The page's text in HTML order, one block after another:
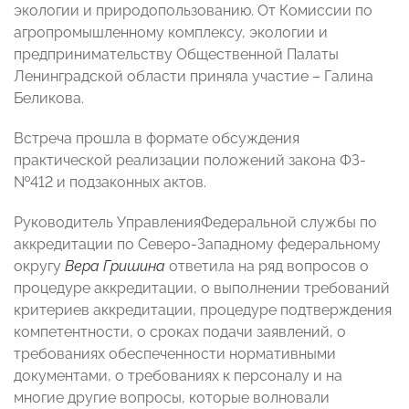
экологии и природопользованию. От Комиссии по
агропромышленному комплексу, экологии и
предпринимательству Общественной Палаты
Ленинградской области приняла участие – Галина
Беликова.
Встреча прошла в формате обсуждения
практической реализации положений закона ФЗ-
№412 и подзаконных актов.
Руководитель УправленияФедеральной службы по
аккредитации по Северо-Западному федеральному
округу Вера Гришина ответила на ряд вопросов о
процедуре аккредитации, о выполнении требований
критериев аккредитации, процедуре подтверждения
компетентности, о сроках подачи заявлений, о
требованиях обеспеченности нормативными
документами, о требованиях к персоналу и на
многие другие вопросы, которые волновали